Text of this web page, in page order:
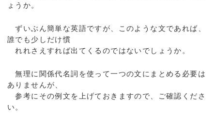
ょうか。
ずいぶん簡単な英語ですが、このような文であれば、
誰でも少しだけ慣
れれさえすれば出てくるのではないでしょうか。
無理に関係代名詞を使って一つの文にまとめる必要は
ありませんが、
参考にその例文を上げておきますので、ご確認くださ
い。